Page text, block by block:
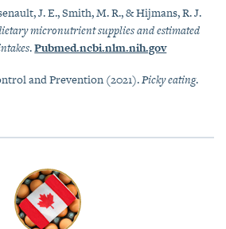
J. E., Smith, M. R., & Hijmans, R. J.
micronutrient supplies and estimated
.Pubmed.ncbi.nlm.nih.gov
and Prevention (2021).Picky eating.